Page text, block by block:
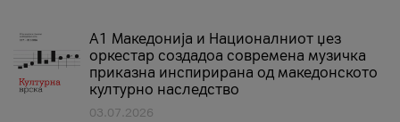
А1 Македонија и Националниот џез
оркестар создадоа современа музичка
приказна инспирирана од македонското
културно наследство
03.07.2026